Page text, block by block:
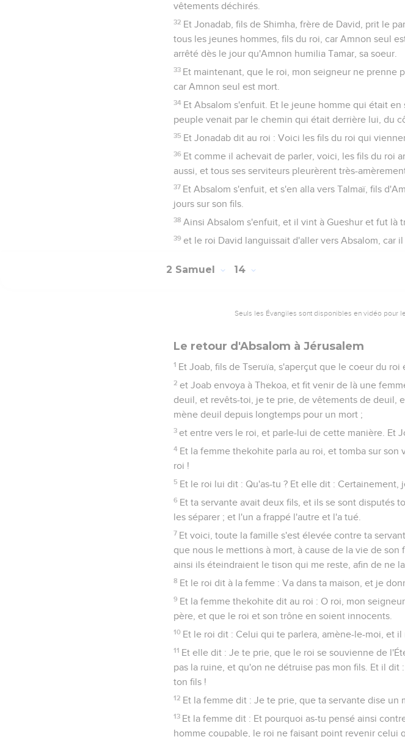
vêtements déchirés.
32 Et Jonadab, fils de Shimha, frère de David, prit le
tous les jeunes hommes, fils du roi, car Amnon seul
arrêté dès le jour qu'Amnon humilia Tamar, sa soeur.
33 Et maintenant, que le roi, mon seigneur ne prenne
car Amnon seul est mort.
34 Et Absalom s'enfuit. Et le jeune homme qui était
peuple venait par le chemin qui était derrière lui, du
35 Et Jonadab dit au roi : Voici les fils du roi qui
36 Et comme il achevait de parler, voici, les fils du roi
aussi, et tous ses serviteurs pleurèrent très-
37 Et Absalom s'enfuit, et s'en alla vers Talmaï, fils
jours sur son fils.
38 Ainsi Absalom s'enfuit, et il vint à Gueshur et fut là
39 et le roi David languissait d'aller vers Absalom, car
2 Samuel 14
Seuls les Évangiles sont disponibles en vidéo pour
Le retour d'Absalom à Jérusalem
1 Et Joab, fils de Tseruïa, s'aperçut que le coeur du roi
2 et Joab envoya à Thekoa, et fit venir de là une
deuil, et revêts-toi, je te prie, de vêtements de deuil,
mène deuil depuis longtemps pour un mort ;
3 et entre vers le roi, et parle-lui de cette manière. Et
4 Et la femme thekohite parla au roi, et tomba sur
roi !
5 Et le roi lui dit : Qu'as-tu ? Et elle dit : Certainement,
6 Et ta servante avait deux fils, et ils se sont disputés
les séparer ; et l'un a frappé l'autre et l'a tué.
7 Et voici, toute la famille s'est élevée contre ta
que nous le mettions à mort, à cause de la vie de
ainsi ils éteindraient le tison qui me reste, afin de ne
8 Et le roi dit à la femme : Va dans ta maison, et je
9 Et la femme thekohite dit au roi : O roi, mon
père, et que le roi et son trône en soient innocents.
10 Et le roi dit : Celui qui te parlera, amène-le-moi, et il
11 Et elle dit : Je te prie, que le roi se souvienne de
pas la ruine, et qu'on ne détruise pas mon fils. Et il
ton fils !
12 Et la femme dit : Je te prie, que ta servante dise un
13 Et la femme dit : Et pourquoi as-tu pensé ainsi
homme coupable, le roi ne faisant point revenir celui